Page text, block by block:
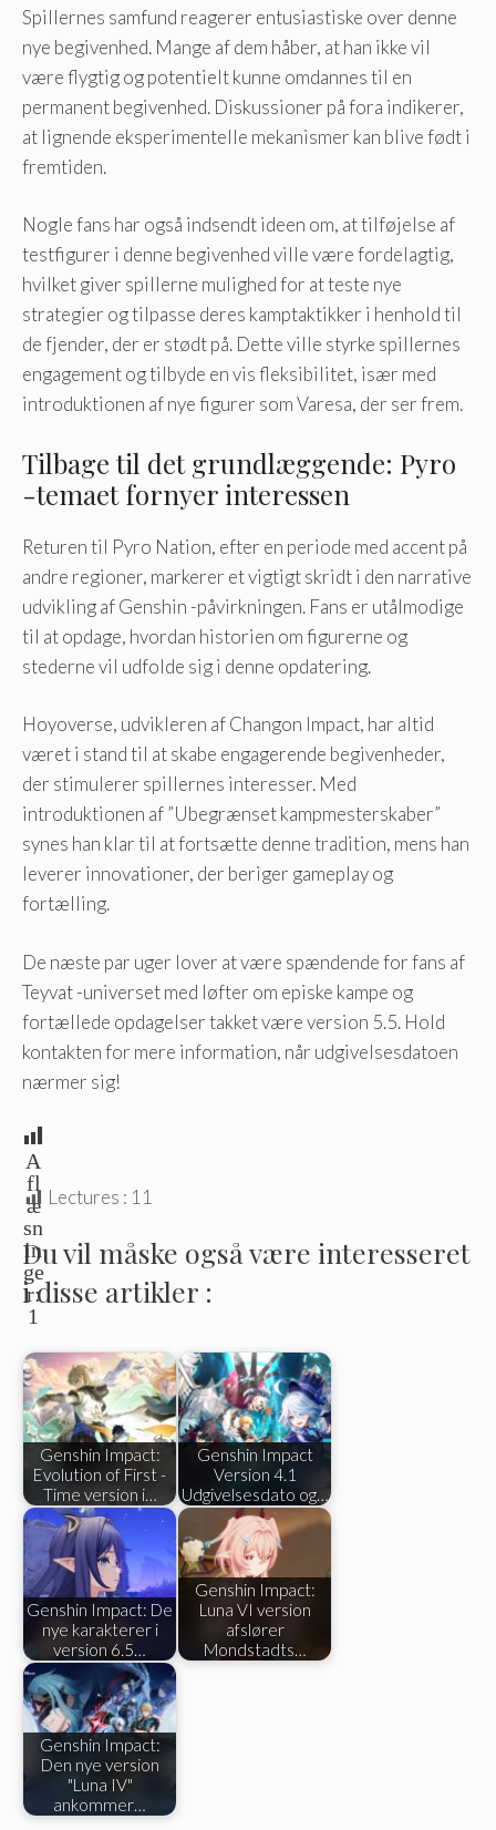
Spillernes samfund reagerer entusiastiske over denne
nye begivenhed. Mange af dem håber, at han ikke vil
være flygtig og potentielt kunne omdannes til en
permanent begivenhed. Diskussioner på fora indikerer,
at lignende eksperimentelle mekanismer kan blive født i
fremtiden.
Nogle fans har også indsendt ideen om, at tilføjelse af
testfigurer i denne begivenhed ville være fordelagtig,
hvilket giver spillerne mulighed for at teste nye
strategier og tilpasse deres kamptaktikker i henhold til
de fjender, der er stødt på. Dette ville styrke spillernes
engagement og tilbyde en vis fleksibilitet, især med
introduktionen af ​​nye figurer som Varesa, der ser frem.
Tilbage til det grundlæggende: Pyro
-temaet fornyer interessen
Returen til Pyro Nation, efter en periode med accent på
andre regioner, markerer et vigtigt skridt i den narrative
udvikling af Genshin -påvirkningen. Fans er utålmodige
til at opdage, hvordan historien om figurerne og
stederne vil udfolde sig i denne opdatering.
Hoyoverse, udvikleren af ​​Changon Impact, har altid
været i stand til at skabe engagerende begivenheder,
der stimulerer spillernes interesser. Med
introduktionen af ​​”Ubegrænset kampmesterskaber”
synes han klar til at fortsætte denne tradition, mens han
leverer innovationer, der beriger gameplay og
fortælling.
De næste par uger lover at være spændende for fans af
Teyvat -universet med løfter om episke kampe og
fortællede opdagelser takket være version 5.5. Hold
kontakten for mere information, når udgivelsesdatoen
nærmer sig!
A
fl
æ
sn
in
ge
r:
1
Lectures : 11
Du vil måske også være interesseret
i disse artikler :
Genshin Impact:
Evolution of First -
Time version i…
Genshin Impact
Version 4.1
Udgivelsesdato og…
Genshin Impact: De
nye karakterer i
version 6.5…
Genshin Impact:
Luna VI version
afslører
Mondstadts…
Genshin Impact:
Den nye version
"Luna IV"
ankommer…